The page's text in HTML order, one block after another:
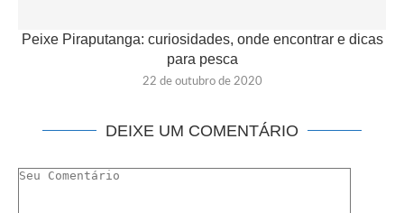
Peixe Piraputanga: curiosidades, onde encontrar e dicas
para pesca
22 de outubro de 2020
DEIXE UM COMENTÁRIO